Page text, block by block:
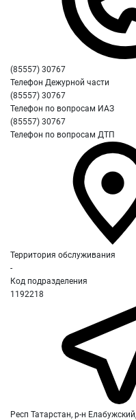
(85557) 30767
Телефон Дежурной части
(85557) 30767
Телефон по вопросам ИАЗ
(85557) 30767
Телефон по вопросам ДТП
Территория обслуживания
-
Код подразделения
1192218
Респ Татарстан, р-н